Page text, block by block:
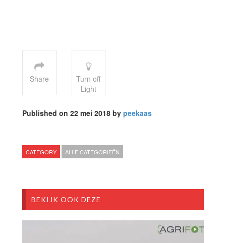
Share
Turn off
Light
Published on 22 mei 2018 by peekaas
CATEGORY ALLE CATEGORIEËN
BEKIJK OOK DEZE